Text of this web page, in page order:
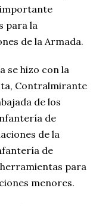
importante
para la
de la Armada.
se hizo con la
Contralmirante
de los
de
de la
de
para
menores.